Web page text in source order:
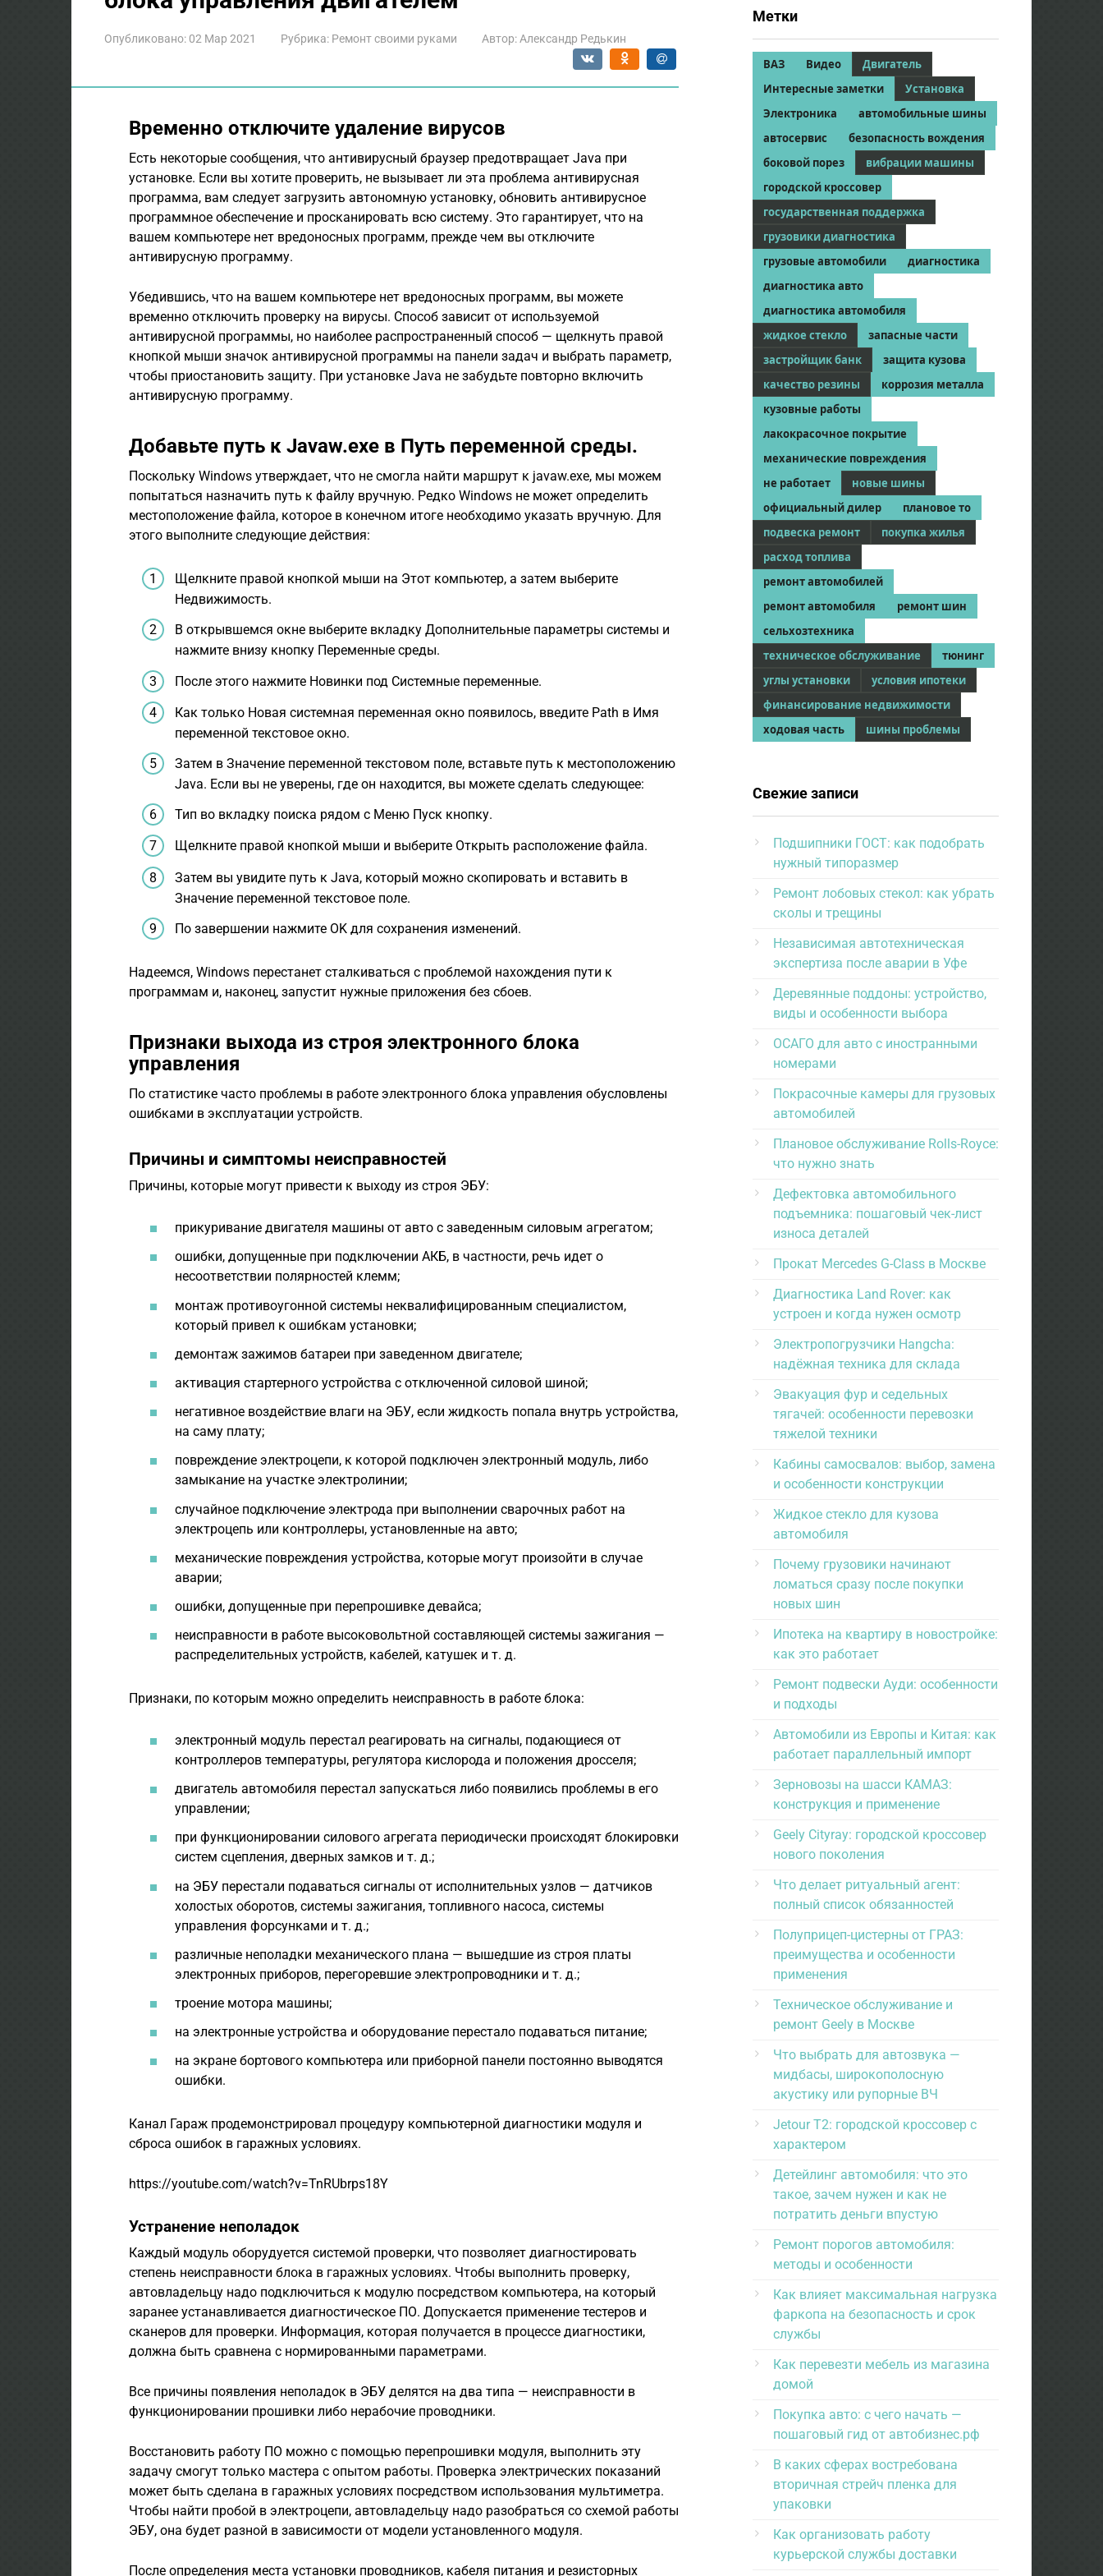
Опубликовано: 02 Мар 2021 Рубрика: Ремонт своими руками Автор: Александр Редькин
Временно отключите удаление вирусов
Есть некоторые сообщения, что антивирусный браузер предотвращает Java при
установке. Если вы хотите проверить, не вызывает ли эта проблема антивирусная
программа, вам следует загрузить автономную установку, обновить антивирусное
программное обеспечение и просканировать всю систему. Это гарантирует, что на
вашем компьютере нет вредоносных программ, прежде чем вы отключите
антивирусную программу.
Убедившись, что на вашем компьютере нет вредоносных программ, вы можете
временно отключить проверку на вирусы. Способ зависит от используемой
антивирусной программы, но наиболее распространенный способ — щелкнуть правой
кнопкой мыши значок антивирусной программы на панели задач и выбрать параметр,
чтобы приостановить защиту. При установке Java не забудьте повторно включить
антивирусную программу.
Добавьте путь к Javaw.exe в Путь переменной среды.
Поскольку Windows утверждает, что не смогла найти маршрут к javaw.exe, мы можем
попытаться назначить путь к файлу вручную. Редко Windows не может определить
местоположение файла, которое в конечном итоге необходимо указать вручную. Для
этого выполните следующие действия:
Щелкните правой кнопкой мыши на Этот компьютер, а затем выберите
Недвижимость.
В открывшемся окне выберите вкладку Дополнительные параметры системы и
нажмите внизу кнопку Переменные среды.
После этого нажмите Новинки под Системные переменные.
Как только Новая системная переменная окно появилось, введите Path в Имя
переменной текстовое окно.
Затем в Значение переменной текстовом поле, вставьте путь к местоположению
Java. Если вы не уверены, где он находится, вы можете сделать следующее:
Тип во вкладку поиска рядом с Меню Пуск кнопку.
Щелкните правой кнопкой мыши и выберите Открыть расположение файла.
Затем вы увидите путь к Java, который можно скопировать и вставить в
Значение переменной текстовое поле.
По завершении нажмите OK для сохранения изменений.
Надеемся, Windows перестанет сталкиваться с проблемой нахождения пути к
программам и, наконец, запустит нужные приложения без сбоев.
Признаки выхода из строя электронного блока
управления
По статистике часто проблемы в работе электронного блока управления обусловлены
ошибками в эксплуатации устройств.
Причины и симптомы неисправностей
Причины, которые могут привести к выходу из строя ЭБУ:
прикуривание двигателя машины от авто с заведенным силовым агрегатом;
ошибки, допущенные при подключении АКБ, в частности, речь идет о
несоответствии полярностей клемм;
монтаж противоугонной системы неквалифицированным специалистом,
который привел к ошибкам установки;
демонтаж зажимов батареи при заведенном двигателе;
активация стартерного устройства с отключенной силовой шиной;
негативное воздействие влаги на ЭБУ, если жидкость попала внутрь устройства,
на саму плату;
повреждение электроцепи, к которой подключен электронный модуль, либо
замыкание на участке электролинии;
случайное подключение электрода при выполнении сварочных работ на
электроцепь или контроллеры, установленные на авто;
механические повреждения устройства, которые могут произойти в случае
аварии;
ошибки, допущенные при перепрошивке девайса;
неисправности в работе высоковольтной составляющей системы зажигания —
распределительных устройств, кабелей, катушек и т. д.
Признаки, по которым можно определить неисправность в работе блока:
электронный модуль перестал реагировать на сигналы, подающиеся от
контроллеров температуры, регулятора кислорода и положения дросселя;
двигатель автомобиля перестал запускаться либо появились проблемы в его
управлении;
при функционировании силового агрегата периодически происходят блокировки
систем сцепления, дверных замков и т. д.;
на ЭБУ перестали подаваться сигналы от исполнительных узлов — датчиков
холостых оборотов, системы зажигания, топливного насоса, системы
управления форсунками и т. д.;
различные неполадки механического плана — вышедшие из строя платы
электронных приборов, перегоревшие электропроводники и т. д.;
троение мотора машины;
на электронные устройства и оборудование перестало подаваться питание;
на экране бортового компьютера или приборной панели постоянно выводятся
ошибки.
Канал Гараж продемонстрировал процедуру компьютерной диагностики модуля и
сброса ошибок в гаражных условиях.
https://youtube.com/watch?v=TnRUbrps18Y
Устранение неполадок
Каждый модуль оборудуется системой проверки, что позволяет диагностировать
степень неисправности блока в гаражных условиях. Чтобы выполнить проверку,
автовладельцу надо подключиться к модулю посредством компьютера, на который
заранее устанавливается диагностическое ПО. Допускается применение тестеров и
сканеров для проверки. Информация, которая получается в процессе диагностики,
должна быть сравнена с нормированными параметрами.
Все причины появления неполадок в ЭБУ делятся на два типа — неисправности в
функционировании прошивки либо нерабочие проводники.
Восстановить работу ПО можно с помощью перепрошивки модуля, выполнить эту
задачу смогут только мастера с опытом работы. Проверка электрических показаний
может быть сделана в гаражных условиях посредством использования мультиметра.
Чтобы найти пробой в электроцепи, автовладельцу надо разобраться со схемой работы
ЭБУ, она будет разной в зависимости от модели установленного модуля.
После определения места установки проводников, кабеля питания и резисторных
Метки
ВАЗ Видео
Двигатель
Интересные заметки
Установка
Электроника
автомобильные шины
автосервис
безопасность вождения
боковой порез
вибрации машины
городской кроссовер
государственная поддержка
грузовики диагностика
грузовые автомобили
диагностика
диагностика авто
диагностика автомобиля
жидкое стекло
запасные части
застройщик банк
защита кузова
качество резины
коррозия металла
кузовные работы
лакокрасочное покрытие
механические повреждения
не работает
новые шины
официальный дилер
плановое то
подвеска ремонт
покупка жилья
расход топлива
ремонт автомобилей
ремонт автомобиля
ремонт шин
сельхозтехника
техническое обслуживание
тюнинг
углы установки
условия ипотеки
финансирование недвижимости
ходовая часть
шины проблемы
Свежие записи
Подшипники ГОСТ: как подобрать
нужный типоразмер
Ремонт лобовых стекол: как убрать
сколы и трещины
Независимая автотехническая
экспертиза после аварии в Уфе
Деревянные поддоны: устройство,
виды и особенности выбора
ОСАГО для авто с иностранными
номерами
Покрасочные камеры для грузовых
автомобилей
Плановое обслуживание Rolls-Royce:
что нужно знать
Дефектовка автомобильного
подъемника: пошаговый чек-лист
износа деталей
Прокат Mercedes G-Class в Москве
Диагностика Land Rover: как
устроен и когда нужен осмотр
Электропогрузчики Hangcha:
надёжная техника для склада
Эвакуация фур и седельных
тягачей: особенности перевозки
тяжелой техники
Кабины самосвалов: выбор, замена
и особенности конструкции
Жидкое стекло для кузова
автомобиля
Почему грузовики начинают
ломаться сразу после покупки
новых шин
Ипотека на квартиру в новостройке:
как это работает
Ремонт подвески Ауди: особенности
и подходы
Автомобили из Европы и Китая: как
работает параллельный импорт
Зерновозы на шасси КАМАЗ:
конструкция и применение
Geely Cityray: городской кроссовер
нового поколения
Что делает ритуальный агент:
полный список обязанностей
Полуприцеп-цистерны от ГРАЗ:
преимущества и особенности
применения
Техническое обслуживание и
ремонт Geely в Москве
Что выбрать для автозвука —
мидбасы, широкополосную
акустику или рупорные ВЧ
Jetour T2: городской кроссовер с
характером
Детейлинг автомобиля: что это
такое, зачем нужен и как не
потратить деньги впустую
Ремонт порогов автомобиля:
методы и особенности
Как влияет максимальная нагрузка
фаркопа на безопасность и срок
службы
Как перевезти мебель из магазина
домой
Покупка авто: с чего начать —
пошаговый гид от автобизнес.рф
В каких сферах востребована
вторичная стрейч пленка для
упаковки
Как организовать работу
курьерской службы доставки